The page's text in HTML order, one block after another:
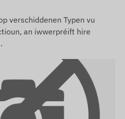
Apparat kaaft (ouni
gëtt en mat de
iwwerreecht. Dir musst
Kaart, hir Astellungen an
deeglech Gestioun)
Apparat och e Software-
verschiddenen Typen vu
an iwwerpréift hire